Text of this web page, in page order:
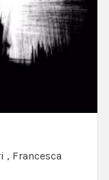
, Francesca